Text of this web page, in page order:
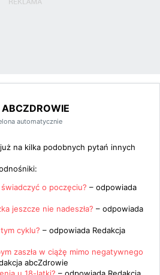
automatycznie
na kilka podobnych pytań innych
o poczęciu? – odpowiada
jeszcze nie nadeszła? – odpowiada
cyklu? – odpowiada Redakcja
zaszła w ciążę mimo negatywnego
abcZdrowie